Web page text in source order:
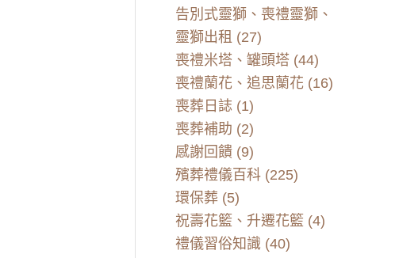
告別式靈獅、喪禮靈獅、
靈獅出租 (27)
喪禮米塔、罐頭塔 (44)
喪禮蘭花、追思蘭花(16)
喪葬日誌 (1)
喪葬補助 (2)
感謝回饋(9)
殯葬禮儀百科(225)
環保葬(5)
祝壽花籃、升遷花籃 (4)
禮儀習俗知識 (40)